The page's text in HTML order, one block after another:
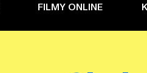
FILMY ONLINE